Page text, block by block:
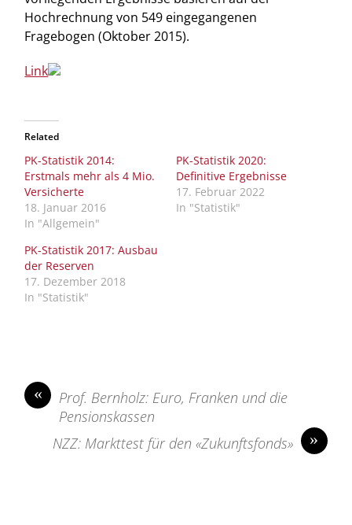
Hochrechnung von 549 eingegangenen
Fragebogen (Oktober 2015).
Link
Related
PK-Statistik 2014:
Erstmals mehr als 4 Mio.
Versicherte
18. Januar 2016
In "Allgemein"
PK-Statistik 2020:
Definitive Ergebnisse
17. Februar 2022
In "Statistik"
PK-Statistik 2017: Ausbau
der Reserven
17. Dezember 2018
In "Statistik"
«
Prof. Bernholz: Euro, Franken und die
Pensionskassen
»
NZZ: Markttest für den «Zukunftsfonds»